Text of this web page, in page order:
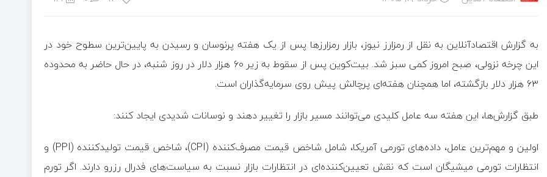
به گزارش اقتصادآنلاین به نقل از رمزارز نیوز، بازار رمزارزها پس از یک هفته پرنوسان و رسیدن به پایین‌ترین سطوح خود در
این چرخه نزولی، صبح امروز کمی سبز شد. بیت‌کوین پس از سقوط به زیر ۶۰ هزار دلار در روز شنبه، در حال حاضر به محدوده
۶۳ هزار دلار بازگشته، اما همچنان هفته‌ای پرچالش پیش روی سرمایه‌گذاران است.
طبق گزارش‌ها، این هفته سه عامل کلیدی می‌توانند مسیر بازار را تغییر دهند و نوسانات شدیدی ایجاد کنند:
اولین و مهم‌ترین عامل، داده‌های تورمی آمریکا، شامل شاخص قیمت مصرف‌کننده (CPI)، شاخص قیمت تولیدکننده (PPI) و
انتظارات تورمی میشیگان است که نقش تعیین‌کننده‌ای در انتظارات بازار نسبت به سیاست‌های فدرال رزرو دارند. اگر تورم